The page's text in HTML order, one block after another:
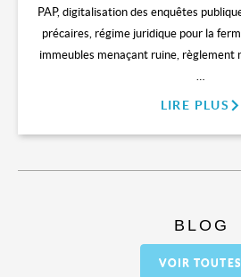
PAP, digitalisation des enquêtes
précaires, régime juridique pour la
immeubles menaçant ruine, règlement
…
LIRE PLUS
BLOG
VOIR TOUTES